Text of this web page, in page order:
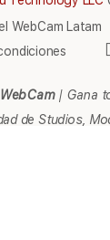
WebCam Latam
| Gana
de Studios,